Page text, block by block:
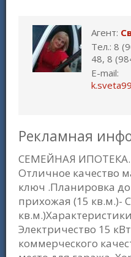
Агент:
Тел.: 8
48, 8
E-mail:
Рекламная
СЕМЕЙНАЯ ИПОТЕКА.
Oтличное кaчество
ключ .Планирoвка
прихожая (15 кв.м.)-
Электричество 15
коммерческого